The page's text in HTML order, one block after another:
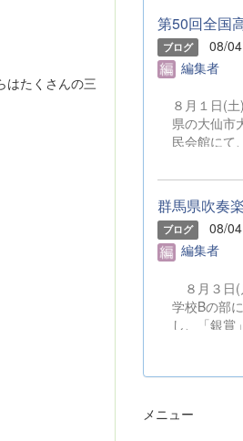
はたくさんの三
ブログ 08/04
編集者
８月１日(
県の大仙市
民会館にて
本校からは
の代表２名
馬県合同合
一員として
ました。
ブログ 08/04
編集者
８月３日(
学校Bの部
し、「銀賞
OGのご支
してきまし
メニュー